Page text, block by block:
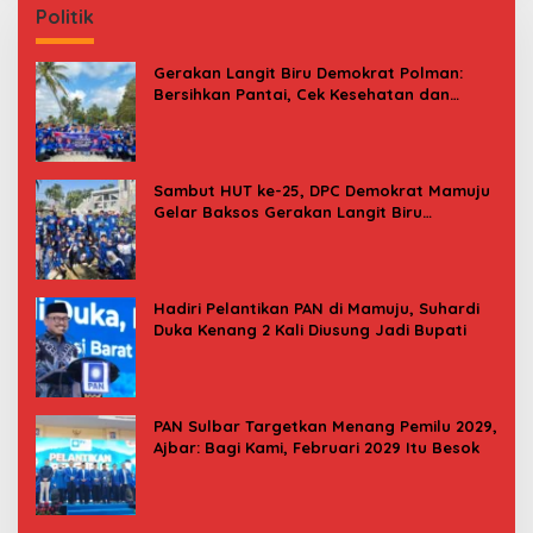
Politik
Gerakan Langit Biru Demokrat Polman:
Bersihkan Pantai, Cek Kesehatan dan
Sambut HUT ke-25, DPC Demokrat Mamuju
Gelar Baksos Gerakan Langit Biru
Hadiri Pelantikan PAN di Mamuju, Suhardi
Duka Kenang 2 Kali Diusung Jadi Bupati
PAN Sulbar Targetkan Menang Pemilu 2029,
Ajbar: Bagi Kami, Februari 2029 Itu Besok